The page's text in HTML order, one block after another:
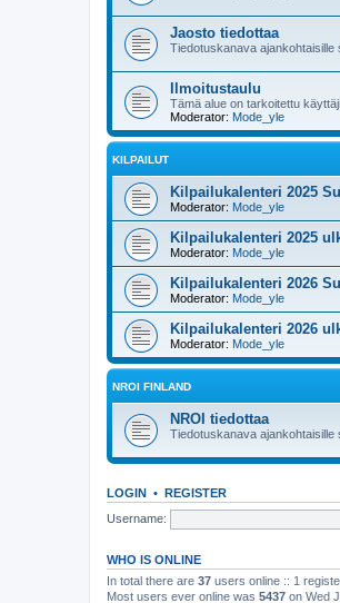
Jaosto tiedottaa
Tiedotuskanava ajankohtaisille
Ilmoitustaulu
Tämä alue on tarkoitettu
Moderator: Mode_yle
KILPAILUT
Kilpailukalenteri 2025
Moderator: Mode_yle
Kilpailukalenteri 2025
Moderator: Mode_yle
Kilpailukalenteri 2026
Moderator: Mode_yle
Kilpailukalenteri 2026
Moderator: Mode_yle
NROI FINLAND
NROI tiedottaa
Tiedotuskanava ajankohtaisille
LOGIN • REGISTER
Username:
WHO IS ONLINE
In total there are 37 users online :: 1
Most users ever online was 5437 on Wed